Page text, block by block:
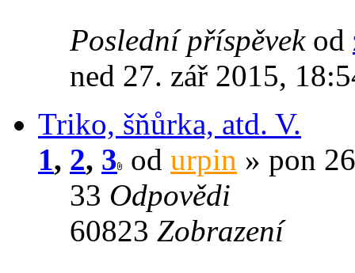
Poslední příspěvek od
ned 27. zář 2015,
Triko, šňůrka, atd. V.
1, 2, 3 od urpin » pon
33 Odpovědi
60823 Zobrazení